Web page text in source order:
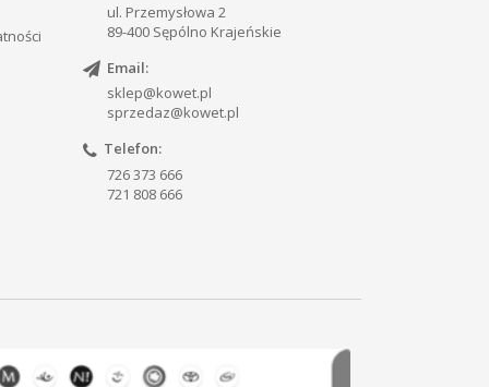
ul. Przemysłowa 2
89-400 Sępólno Krajeńskie
Email:
sklep@kowet.pl
sprzedaz@kowet.pl
Telefon:
726 373 666
721 808 666